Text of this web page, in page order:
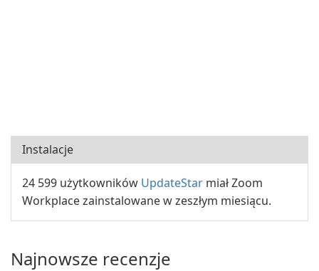
Instalacje
24 599 użytkowników UpdateStar miał Zoom
Workplace zainstalowane w zeszłym miesiącu.
Najnowsze recenzje